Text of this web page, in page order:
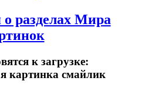
разделах Мира
к загрузке: